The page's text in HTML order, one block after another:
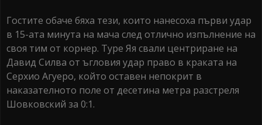
Гостите обаче бяха тези, които нанесоха първи удар
в 15-ата минута на мача след отлично изпълнение на
своя тим от корнер. Туре Яя свали центриране на
Давид Силва от ъгловия удар право в краката на
Серхио Агуеро, който оставен непокрит в
наказателното поле от десетина метра разстреля
Шовковский за 0:1.